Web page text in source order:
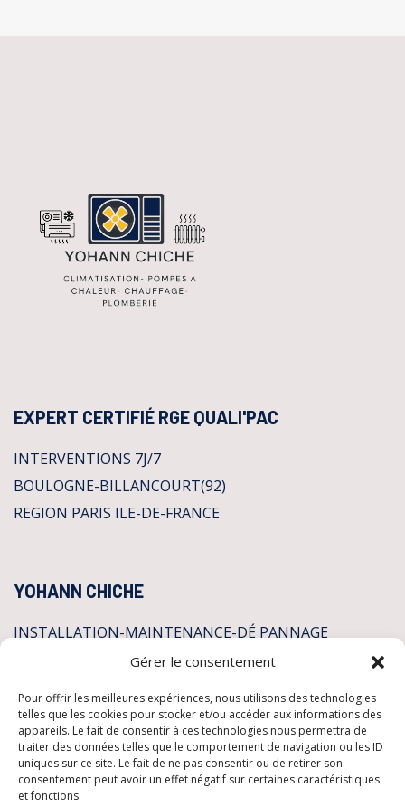
Gérer le consentement
Pour offrir les meilleures expériences, nous utilisons des technologies
telles que les cookies pour stocker et/ou accéder aux informations des
appareils. Le fait de consentir à ces technologies nous permettra de
traiter des données telles que le comportement de navigation ou les ID
uniques sur ce site. Le fait de ne pas consentir ou de retirer son
consentement peut avoir un effet négatif sur certaines caractéristiques
et fonctions.
EXPERT CERTIFIÉ RGE QUALI'PAC
INTERVENTIONS 7J/7
BOULOGNE-BILLANCOURT(92)
REGION PARIS ILE-DE-FRANCE
YOHANN CHICHE
INSTALLATION-MAINTENANCE-DÉ PANNAGE
POMPES A CHALEUR
PLOMBERIE
CHAUFFAGE
Mentions légales